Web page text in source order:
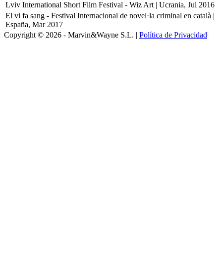
Lviv International Short Film Festival - Wiz Art | Ucrania, Jul 2016
El vi fa sang - Festival Internacional de novel·la criminal en català |
España, Mar 2017
Copyright © 2026 - Marvin&Wayne S.L. | Política de Privacidad